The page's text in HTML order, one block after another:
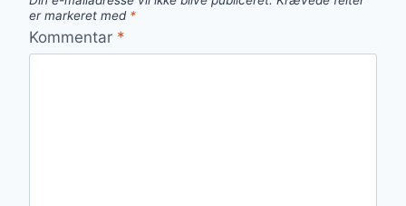
er markeret med *
Kommentar *